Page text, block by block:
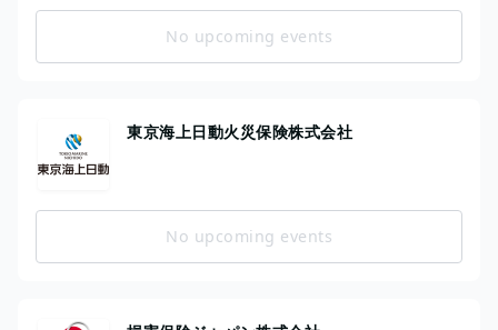
No upcoming events
東京海上日動火災保険株式会社
No upcoming events